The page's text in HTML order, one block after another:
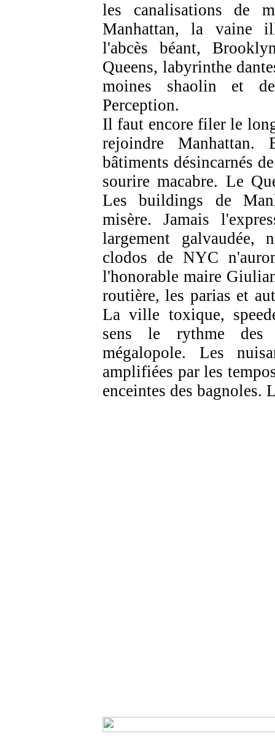
les canalisations de
Manhattan, la vaine
l'abcès béant,
Queens, labyrinthe
moines shaolin et
Perception.
Il faut encore filer le
rejoindre
bâtiments désincarnés
sourire macabre. Le
Les buildings de
misère. Jamais
largement galvaudée,
clodos de NYC
l'honorable maire
routière, les parias et
La ville toxique,
sens le rythme des
mégalopole. Les
amplifiées par les
enceintes des